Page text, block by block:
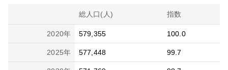
総人口(人) 指数
2020年 579,355 100.0
2025年 577,448 99.7